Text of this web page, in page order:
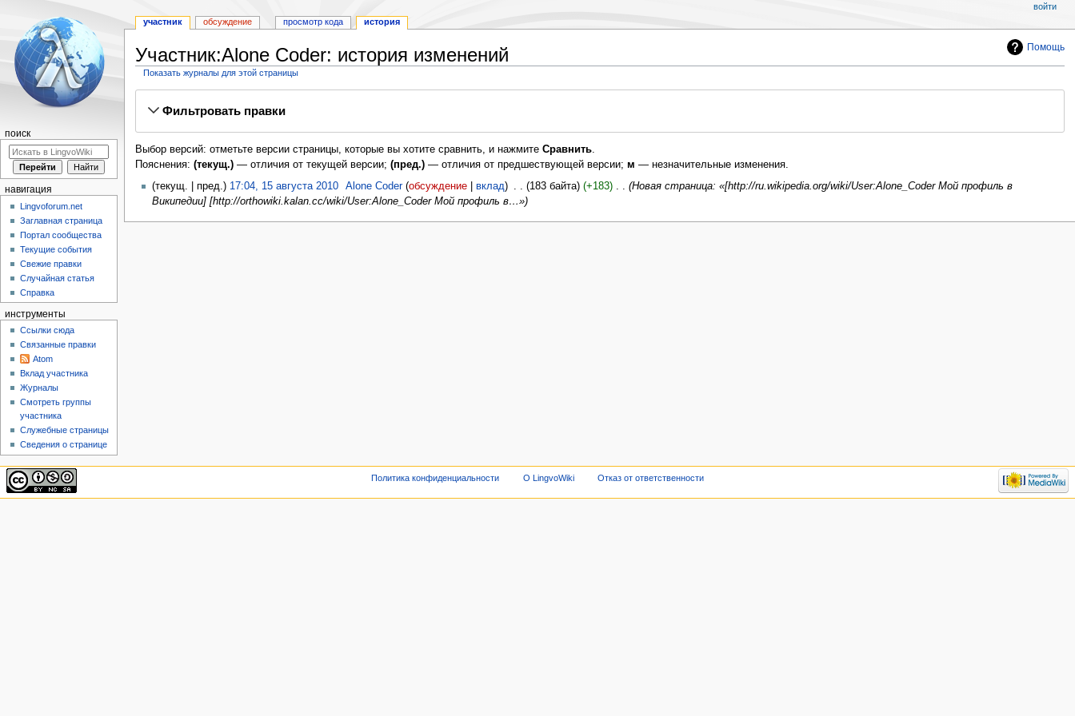
Помощь
Участник:Alone Coder: история изменений
Показать журналы для этой страницы
Фильтровать правки
Выбор версий: отметьте версии страницы, которые вы хотите сравнить, и нажмите Сравнить.
Пояснения: (текущ.)— отличия от текущей версии; (пред.)— отличия от предшествующей версии; м — незначительные изменения.
текущ.
пред. 17:04, 15 августа 2010‎ Alone Coder обсуждение вклад 183 байта +183 ‎
Новая страница: «[http://ru.wikipedia.org/wiki/User:Alone_Coder Мой профиль в
Википедии] [http://orthowiki.kalan.cc/wiki/User:Alone_Coder Мой профиль в…»
участник обсуждение просмотр кода история
войти
поиск
навигация
Lingvoforum.net
Заглавная страница
Портал сообщества
Текущие события
Свежие правки
Случайная статья
Справка
инструменты
Ссылки сюда
Связанные правки
Atom
Вклад участника
Журналы
Смотреть группы
участника
Служебные страницы
Сведения о странице
Политика конфиденциальности О LingvoWiki Отказ от ответственности